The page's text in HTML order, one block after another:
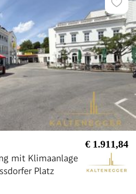
€ 1.911,84
mit Klimaanlage
Platz